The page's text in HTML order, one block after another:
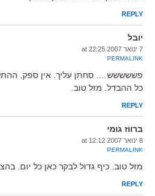
REPLY
יובל
7 ינואר 2007 at 22:25
PERMALINK
פששששש…. סחתן עליך. אין ספק,
כל ההבדל. מזל טוב.
REPLY
ברווז גומי
8 ינואר 2007 at 12:12
PERMALINK
מזל טוב. כיף גדול לבקר כאן כל יום.
REPLY